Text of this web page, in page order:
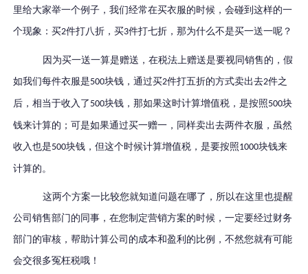
里给大家举一个例子，我们经常在买衣服的时候，会碰到这样的一
个现象：买2件打八折，买3件打七折，那为什么不是买一送一呢？
因为买一送一算是赠送，在税法上赠送是要视同销售的，假
如我们每件衣服是500块钱，通过买2件打五折的方式卖出去2件之
后，相当于收入了 500块钱，那如果这时计算增值税，是按照500块
钱来计算的；可是如果通过买一赠一，同样卖出去两件衣服，虽然
收入也是500块钱，但这个时候计算增值税，是要按照1000块钱来
计算的。
这两个方案一比较您就知道问题在哪了，所以在这里也提醒
公司销售部门的同事，在您制定营销方案的时候，一定要经过财务
部门的审核，帮助计算公司的成本和盈利的比例，不然您就有可能
会交很多冤枉税哦！